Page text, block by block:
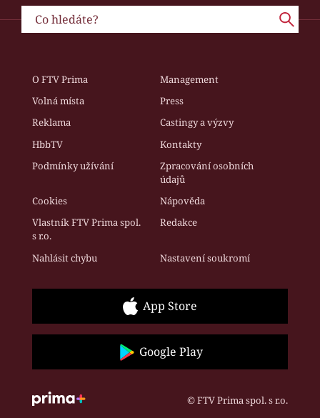
O FTV Prima
Management
Volná místa
Press
Reklama
Castingy a výzvy
HbbTV
Kontakty
Podmínky užívání
Zpracování osobních
údajů
Cookies
Nápověda
Vlastník FTV Prima spol.
s r.o.
Redakce
Nahlásit chybu Nastavení soukromí
App Store
Google Play
© FTV Prima spol. s r.o.